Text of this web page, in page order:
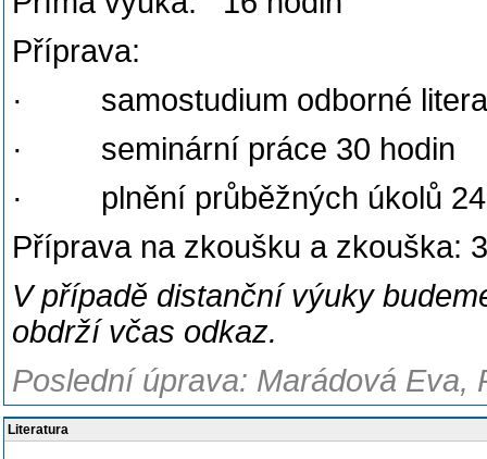
Příprava:
· samostudium odborné
· seminární práce 30 hodin
· plnění průběžných úkolů 24
Příprava na zkoušku a zkouška:
V případě distanční výuky
obdrží včas odkaz.
Poslední úprava: Marádová Eva,
Literatura